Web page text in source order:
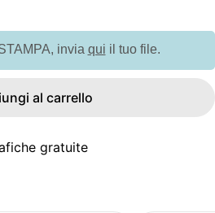
per G94299 RIO rPET.
la quantità per G94299 RIO
invia qui il tuo file.
al carrello
gratuite